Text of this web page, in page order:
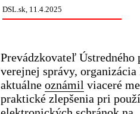
DSL.sk, 11.4.2025
Prevádzkovateľ Ústredného
verejnej správy, organizácia
aktuálne oznámil viaceré
praktické zlepšenia pri